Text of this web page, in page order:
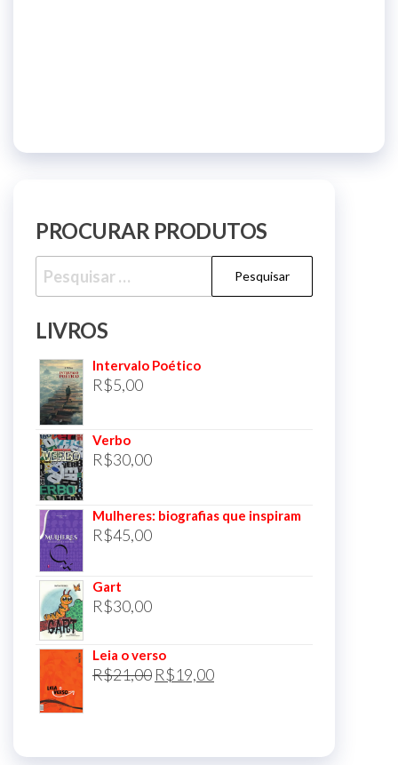
PROCURAR PRODUTOS
Pesquisar
por:
LIVROS
Intervalo Poético
R$5,00
Verbo
R$30,00
Mulheres: biografias que inspiram
R$45,00
Gart
R$30,00
Leia o verso
R$21,00 O
R$19,00O